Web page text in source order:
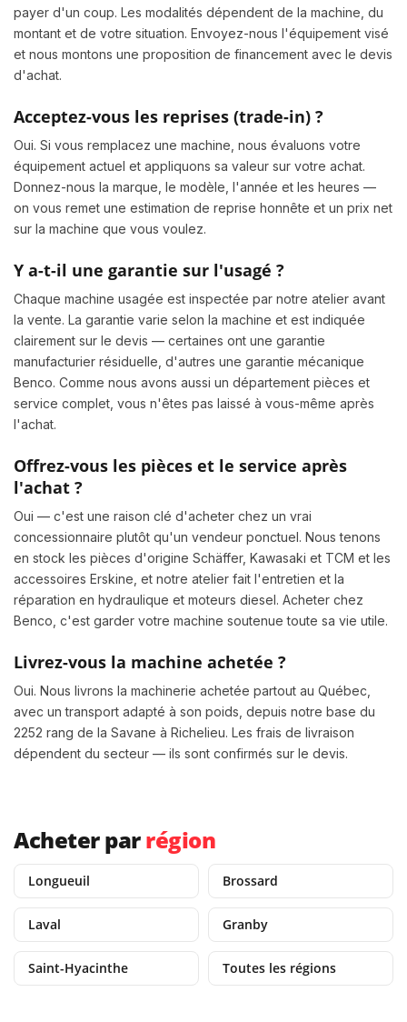
payer d'un coup. Les modalités dépendent de la machine, du
montant et de votre situation. Envoyez-nous l'équipement visé
et nous montons une proposition de financement avec le devis
d'achat.
Acceptez-vous les reprises (trade-in) ?
Oui. Si vous remplacez une machine, nous évaluons votre
équipement actuel et appliquons sa valeur sur votre achat.
Donnez-nous la marque, le modèle, l'année et les heures —
on vous remet une estimation de reprise honnête et un prix net
sur la machine que vous voulez.
Y a-t-il une garantie sur l'usagé ?
Chaque machine usagée est inspectée par notre atelier avant
la vente. La garantie varie selon la machine et est indiquée
clairement sur le devis — certaines ont une garantie
manufacturier résiduelle, d'autres une garantie mécanique
Benco. Comme nous avons aussi un département pièces et
service complet, vous n'êtes pas laissé à vous-même après
l'achat.
Offrez-vous les pièces et le service après
l'achat ?
Oui — c'est une raison clé d'acheter chez un vrai
concessionnaire plutôt qu'un vendeur ponctuel. Nous tenons
en stock les pièces d'origine Schäffer, Kawasaki et TCM et les
accessoires Erskine, et notre atelier fait l'entretien et la
réparation en hydraulique et moteurs diesel. Acheter chez
Benco, c'est garder votre machine soutenue toute sa vie utile.
Livrez-vous la machine achetée ?
Oui. Nous livrons la machinerie achetée partout au Québec,
avec un transport adapté à son poids, depuis notre base du
2252 rang de la Savane à Richelieu. Les frais de livraison
dépendent du secteur — ils sont confirmés sur le devis.
Acheter parrégion
Longueuil Brossard
Laval Granby
Saint-Hyacinthe Toutes les régions